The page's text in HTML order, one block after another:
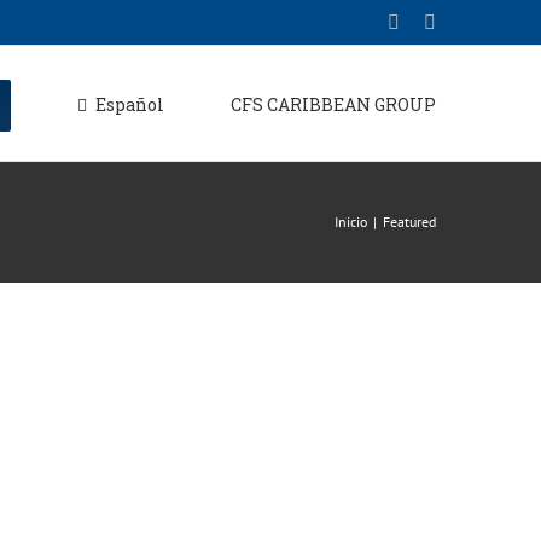
Español CFS CARIBBEAN GROUP
Inicio Featured